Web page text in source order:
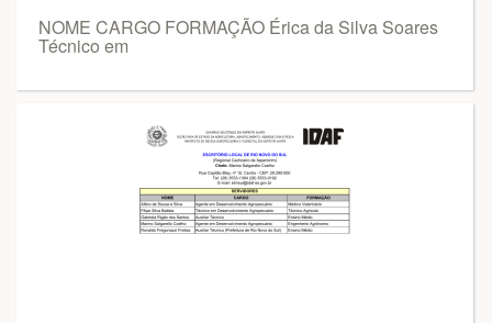
NOME CARGO FORMAÇÃO Érica da Silva Soares
Técnico em